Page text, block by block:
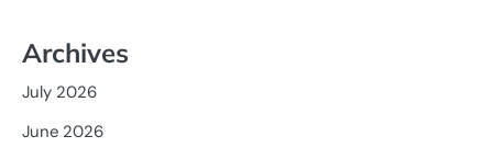
Archives
July 2026
June 2026